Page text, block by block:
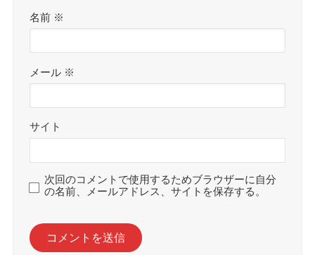
名前 ※
メール ※
サイト
次回のコメントで使用するためブラウザーに自分
の名前、メールアドレス、サイトを保存する。